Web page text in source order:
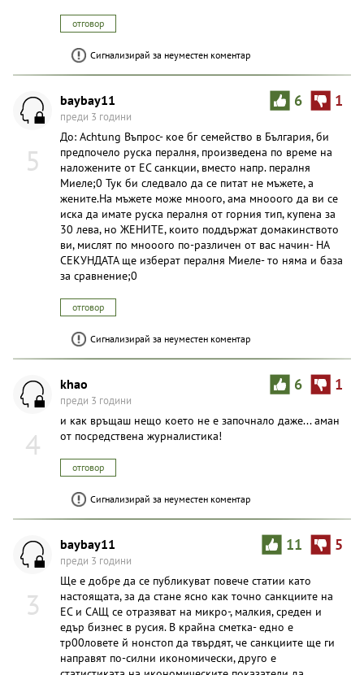
отговор
Сигнализирай за неуместен коментар
5
6 1
baybay11
преди 3 години
До: Achtung Въпрос- кое бг семейство в България, би
предпочело руска пералня, произведена по време на
наложените от ЕС санкции, вместо напр. пералня
Миеле;0 Тук би следвало да се питат не мъжете, а
жените.На мъжете може мноого, ама мнооого да ви се
иска да имате руска пералня от горния тип, купена за
30 лева, но ЖЕНИТЕ, които поддържат домакинството
ви, мислят по мнооого по-различен от вас начин- НА
СЕКУНДАТА ще изберат пералня Миеле- то няма и база
за сравнение;0
отговор
Сигнализирай за неуместен коментар
4
6 1
khao
преди 3 години
и как връщаш нещо което не е започнало даже... аман
от посредствена журналистика!
отговор
Сигнализирай за неуместен коментар
3
11 5
baybay11
преди 3 години
Ще е добре да се публикуват повече статии като
настоящата, за да стане ясно как точно санкциите на
ЕС и САЩ се отразяват на микро-, малкия, среден и
едър бизнес в русия. В крайна сметка- едно е
тр00ловете й нонстоп да твърдят, че санкциите ще ги
направят по-силни икономически, друго е